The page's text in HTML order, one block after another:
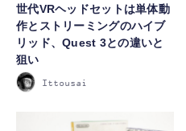
世代VRヘッドセットは単体動
作とストリーミングのハイブ
リッド、Quest 3との違いと
狙い
Ittousai